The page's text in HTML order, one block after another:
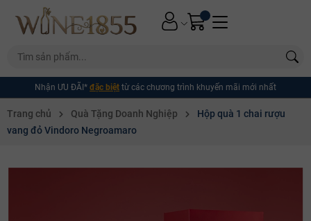
Nhận ƯU ĐÃI* đặc biệt từ các chương trình khuyến mãi mới nhất
Trang chủ Quà Tặng Doanh Nghiệp
Hộp quà 1 chai rượu
vang đỏ Vindoro Negroamaro